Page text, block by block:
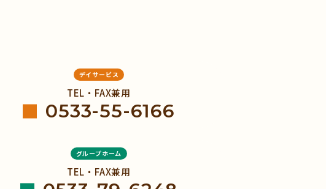
デイサービス
TEL・FAX兼用
0533-55-6166
グループホーム
TEL・FAX兼用